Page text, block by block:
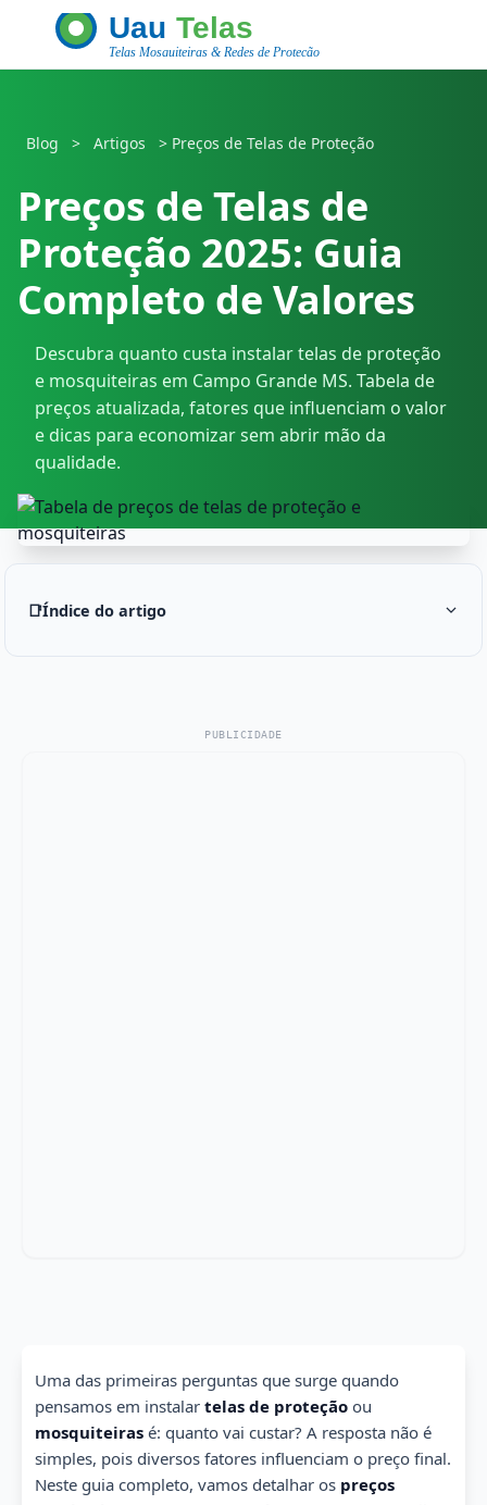
Blog > Artigos > Preços de Telas de Proteção
Preços de Telas de
Proteção 2025: Guia
Completo de Valores
Descubra quanto custa instalar telas de proteção
e mosquiteiras em Campo Grande MS. Tabela de
preços atualizada, fatores que influenciam o valor
e dicas para economizar sem abrir mão da
qualidade.
📑Índice do artigo
PUBLICIDADE
Uma das primeiras perguntas que surge quando
pensamos em instalar telas de proteção ou
mosquiteiras é: quanto vai custar? A resposta não é
simples, pois diversos fatores influenciam o preço final.
Neste guia completo, vamos detalhar os preços